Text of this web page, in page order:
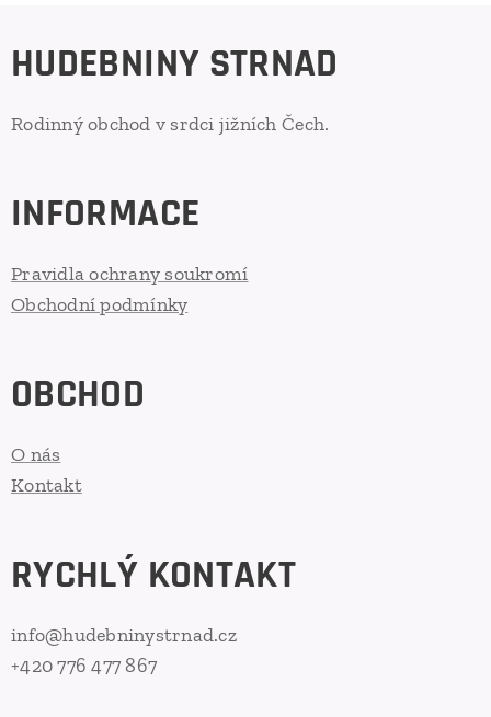
HUDEBNINY STRNAD
Rodinný obchod v srdci jižních Čech.
INFORMACE
Pravidla ochrany soukromí
Obchodní podmínky
OBCHOD
O nás
Kontakt
RYCHLÝ KONTAKT
info@hudebninystrnad.cz
+420 776 477 867